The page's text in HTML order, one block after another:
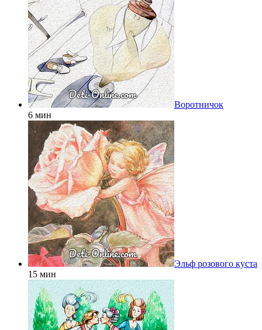
Воротничок
6 мин
Эльф розового куста
15 мин